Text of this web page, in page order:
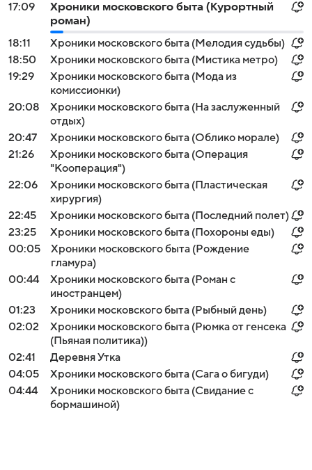
17:09
Хроники московского быта (Курортный
роман)
18:11
Хроники московского быта (Мелодия судьбы)
18:50
Хроники московского быта (Мистика метро)
19:29
Хроники московского быта (Мода из
комиссионки)
20:08
Хроники московского быта (На заслуженный
отдых)
20:47
Хроники московского быта (Облико морале)
21:26
Хроники московского быта (Операция
"Кооперация")
22:06
Хроники московского быта (Пластическая
хирургия)
22:45
Хроники московского быта (Последний полет)
23:25
Хроники московского быта (Похороны еды)
00:05
Хроники московского быта (Рождение
гламура)
00:44
Хроники московского быта (Роман с
иностранцем)
01:23
Хроники московского быта (Рыбный день)
02:02
Хроники московского быта (Рюмка от генсека
(Пьяная политика))
02:41
Деревня Утка
04:05
Хроники московского быта (Сага о бигуди)
04:44
Хроники московского быта (Свидание с
бормашиной)